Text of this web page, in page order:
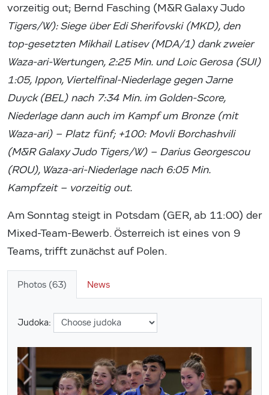
vorzeitig out; Bernd Fasching (M&R Galaxy Judo
Tigers/W): Siege über Edi Sherifovski (MKD), den
top-gesetzten Mikhail Latisev (MDA/1) dank zweier
Waza-ari-Wertungen, 2:25 Min. und Loic Gerosa (SUI)
1:05, Ippon, Viertelfinal-Niederlage gegen Jarne
Duyck (BEL) nach 7:34 Min. im Golden-Score,
Niederlage dann auch im Kampf um Bronze (mit
Waza-ari) – Platz fünf; +100: Movli Borchashvili
(M&R Galaxy Judo Tigers/W) – Darius Georgescou
(ROU), Waza-ari-Niederlage nach 6:05 Min.
Kampfzeit – vorzeitig out.
Am Sonntag steigt in Potsdam (GER, ab 11:00) der
Mixed-Team-Bewerb. Österreich ist eines von 9
Teams, trifft zunächst auf Polen.
Photos (63) News
Judoka: